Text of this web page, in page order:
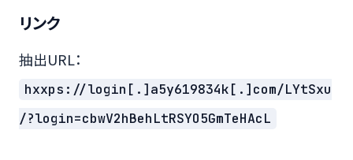
リンク
抽出URL：
hxxps://login[.]a5y619834k[.]com/LYtSxu
/?login=cbwV2hBehLtRSYO5GmTeHAcL